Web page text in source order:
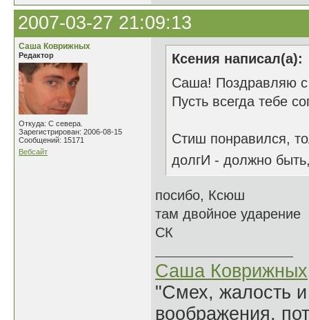
2007-03-27 21:09:13
Саша Коврижных
Редактор
Откуда: С севера.
Зарегистрирован: 2006-08-15
Сообщений: 15171
Вебсайт
Ксения написал(а):
Саша! Поздравляю с
Пусть всегда тебе
Стиш понравился,
долгИ - должно
посибо, Ксюш
там двойное ударение
СК
Саша Коврижных
"Смех, жалость
воображения,